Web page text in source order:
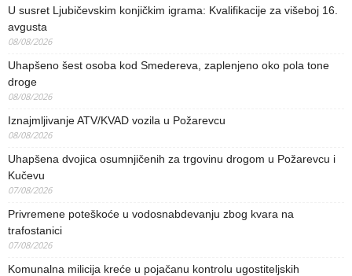
U susret Ljubičevskim konjičkim igrama: Kvalifikacije za višeboj 16.
avgusta
08/08/2026
Uhapšeno šest osoba kod Smedereva, zaplenjeno oko pola tone
droge
08/08/2026
Iznajmljivanje ATV/KVAD vozila u Požarevcu
08/08/2026
Uhapšena dvojica osumnjičenih za trgovinu drogom u Požarevcu i
Kučevu
07/08/2026
Privremene poteškoće u vodosnabdevanju zbog kvara na
trafostanici
07/08/2026
Komunalna milicija kreće u pojačanu kontrolu ugostiteljskih